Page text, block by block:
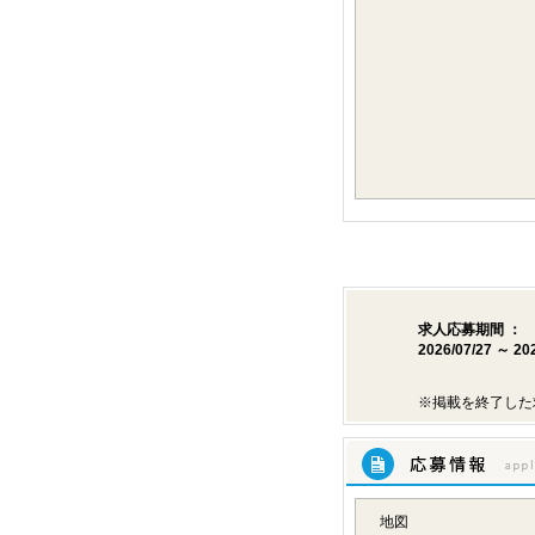
求人応募期間 ：
2026/07/27 ～
※掲載を終了した
地図